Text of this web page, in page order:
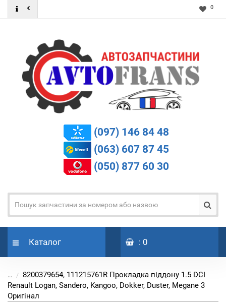
0
(097) 146 84 48
(063) 607 87 45
(050) 877 60 30
Каталог : 0
...
8200379654, 111215761R Прокладка піддону 1.5 DCI
Renault Logan, Sandero, Kangoo, Dokker, Duster, Megane 3
Оригінал